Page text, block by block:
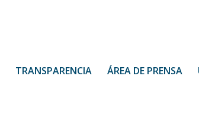
TRANSPARENCIA ÁREA DE PRENSA